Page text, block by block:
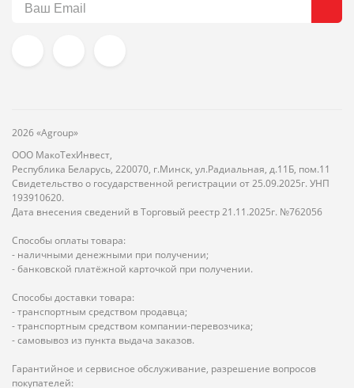
2026 «Agroup»
ООО МакоТехИнвест,
Республика Беларусь, 220070, г.Минск, ул.Радиальная, д.11Б, пом.11
Свидетельство о государственной регистрации от 25.09.2025г. УНП
193910620.
Дата внесения сведений в Торговый реестр 21.11.2025г. №762056
Способы оплаты товара:
- наличными денежными при получении;
- банковской платёжной карточкой при получении.
Способы доставки товара:
- транспортным средством продавца;
- транспортным средством компании-перевозчика;
- самовывоз из пункта выдача заказов.
Гарантийное и сервисное обслуживание, разрешение вопросов
покупателей: